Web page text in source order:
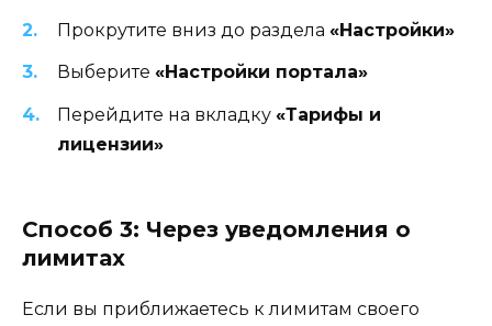
Прокрутите вниз до раздела «Настройки»
Выберите «Настройки портала»
Перейдите на вкладку «Тарифы и
лицензии»
Способ 3: Через уведомления о
лимитах
Если вы приближаетесь к лимитам своего